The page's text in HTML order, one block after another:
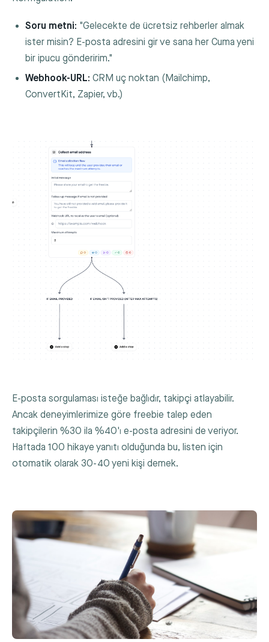
Soru metni: "Gelecekte de ücretsiz rehberler almak
ister misin? E-posta adresini gir ve sana her Cuma yeni
bir ipucu gönderirim."
Webhook-URL: CRM uç noktan (Mailchimp,
ConvertKit, Zapier, vb.)
E-posta sorgulaması isteğe bağlıdır, takipçi atlayabilir.
Ancak deneyimlerimize göre freebie talep eden
takipçilerin %30 ila %40'ı e-posta adresini de veriyor.
Haftada 100 hikaye yanıtı olduğunda bu, listen için
otomatik olarak 30-40 yeni kişi demek.